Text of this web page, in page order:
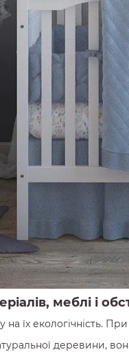
меблі і
їх екологічність.
деревини,